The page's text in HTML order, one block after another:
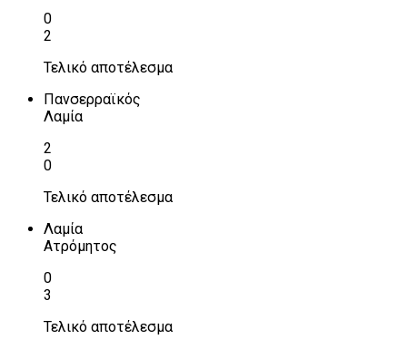
0
2
Τελικό αποτέλεσμα
Πανσερραϊκός
Λαμία
2
0
Τελικό αποτέλεσμα
Λαμία
Ατρόμητος
0
3
Τελικό αποτέλεσμα